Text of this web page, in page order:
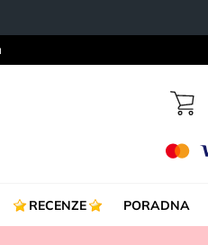
RECENZE PORADNA